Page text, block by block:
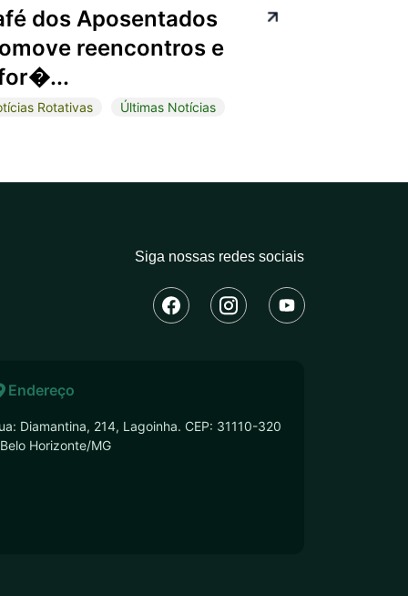
dos Aposentados
reencontros e
Rotativas Últimas Notícias
Siga nossas redes sociais
Endereço
Diamantina, 214, Lagoinha. CEP: 31110-320
Horizonte/MG